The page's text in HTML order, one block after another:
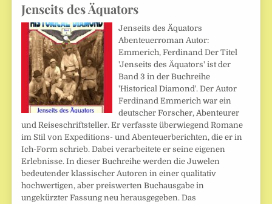
Jenseits des Äquators
Jenseits des Äquators
Abenteuerroman Autor:
Emmerich, Ferdinand Der Titel
'Jenseits des Äquators' ist der
Band 3 in der Buchreihe
'Historical Diamond'. Der Autor
Ferdinand Emmerich war ein
deutscher Forscher, Abenteurer
und Reiseschriftsteller. Er verfasste überwiegend Romane
im Stil von Expeditions- und Abenteuerberichten, die er in
Ich-Form schrieb. Dabei verarbeitete er seine eigenen
Erlebnisse. In dieser Buchreihe werden die Juwelen
bedeutender klassischer Autoren in einer qualitativ
hochwertigen, aber preiswerten Buchausgabe in
ungekürzter Fassung neu herausgegeben. Das